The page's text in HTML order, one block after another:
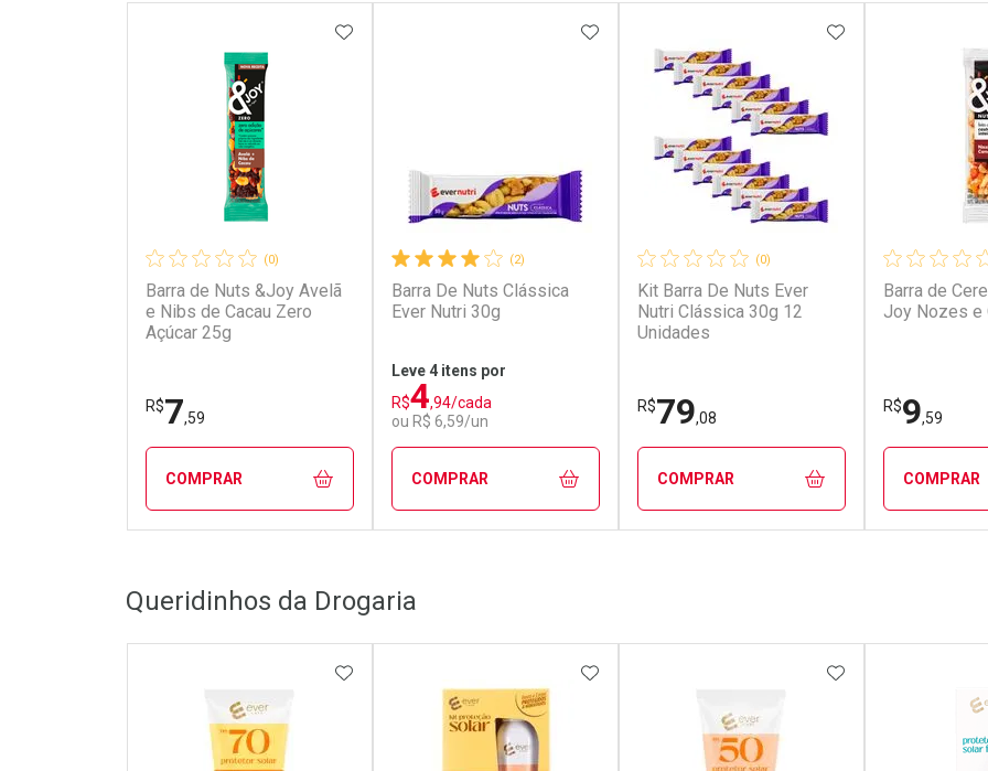
(0)
Barra de Nuts &Joy Avelã
e Nibs de Cacau Zero
Açúcar 25g
R$7,59
ADICIONAR AOS FAVORITOS
COMPRAR
Laboratório
Por Menos
(2)
Barra De Nuts Clássica
Ever Nutri 30g
Leve 4 itens por
R$4,94/cada
ou R$ 6,59/un
ADICIONAR AOS FAVORITOS
COMPRAR
Laboratório
Por Menos
(0)
Kit Barra De Nuts Ever
Nutri Clássica 30g 12
Unidades
R$79,08
ADICIONAR AOS
COMPRAR
Barra de
Joy Nozes e
R$9,59
COMPRAR
Queridinhos da Drogaria
ADICIONAR AOS FAVORITOSADICIONAR AOS FAVORITOSADICIONAR AOS